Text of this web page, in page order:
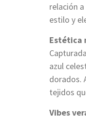
relación
estilo y
Estética
azul
dorados.
tejidos
Vibes